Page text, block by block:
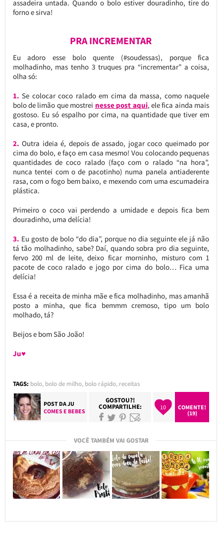
assadeira untada. Quando o bolo estiver douradinho, tire do
forno e sirva!
PRA INCREMENTAR
Eu adoro esse bolo quente (#soudessas), porque fica
molhadinho, mas tenho 3 truques pra “incrementar” a coisa,
olha só:
1. Se colocar coco ralado em cima da massa, como naquele
bolo de limão que mostrei nesse post aqui, ele fica ainda mais
gostoso. Eu só espalho por cima, na quantidade que tiver em
casa, e pronto.
2. Outra ideia é, depois de assado, jogar coco queimado por
cima do bolo, e faço em casa mesmo! Vou colocando pequenas
quantidades de coco ralado (faço com o ralado “na hora”,
nunca tentei com o de pacotinho) numa panela antiaderente
rasa, com o fogo bem baixo, e mexendo com uma escumadeira
plástica.
Primeiro o coco vai perdendo a umidade e depois fica bem
douradinho, uma delícia!
3. Eu gosto de bolo “do dia”, porque no dia seguinte ele já não
tá tão molhadinho, sabe? Daí, quando sobra pro dia seguinte,
fervo 200 ml de leite, deixo ficar morninho, misturo com 1
pacote de coco ralado e jogo por cima do bolo… Fica uma
delícia!
Essa é a receita de minha mãe e fica molhadinho, mas amanhã
posto a minha, que fica bemmm cremoso, tipo um bolo
molhado, tá?
Beijos e bom São João!
Ju♥
TAGS: bolo, bolo de milho, bolo rápido, receitas
POST DAJU
COMES E BEBES
GOSTOU?!
COMPARTILHE: 10
COMENTE!
(19)
VOCÊ TAMBÉM VAI GOSTAR